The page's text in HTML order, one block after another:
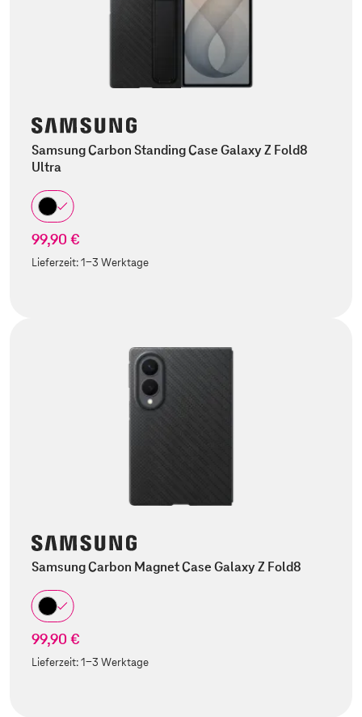
Samsung Carbon Standing Case Galaxy Z Fold8
Ultra
99,90 €
Lieferzeit:1-3 Werktage
Samsung Carbon Magnet Case Galaxy Z Fold8
99,90 €
Lieferzeit:1-3 Werktage